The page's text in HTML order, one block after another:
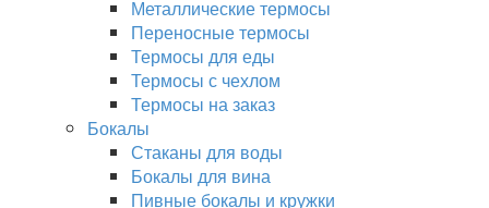
Металлические термосы
Переносные термосы
Термосы для еды
Термосы с чехлом
Термосы на заказ
Бокалы
Стаканы для воды
Бокалы для вина
Пивные бокалы и кружки